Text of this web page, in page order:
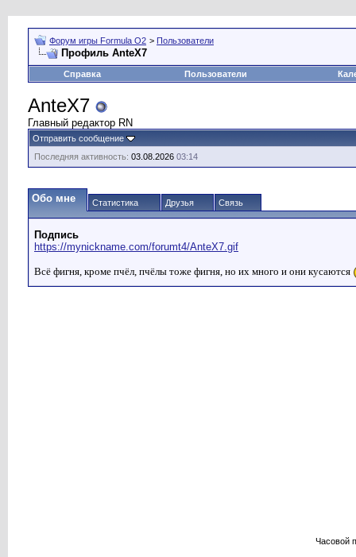
Форум игры Formula O2 > Пользователи
Профиль AnteX7
Справка Пользователи
AnteX7
Главный редактор RN
Отправить сообщение
Последняя активность: 03.08.2026 03:14
Обо мне Статистика Друзья Связь
Подпись
https://mynickname.com/forumt4/AnteX7.gif
Всё фигня, кроме пчёл, пчёлы тоже фигня, но их много и они кусаются
Часовой